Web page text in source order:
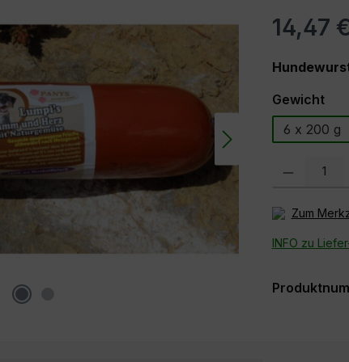
14,47 €
Gewicht
6 x 200 g
Produkt
Zum
INFO zu